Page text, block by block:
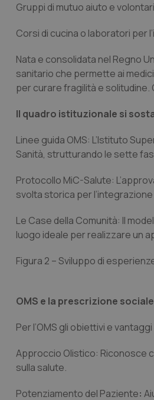
Gruppi di mutuo aiuto e
Corsi di cucina o laboratori per
Nata e consolidata nel Regno
sanitario che permette ai
per curare fragilità e
Il quadro istituzionale si
Linee guida OMS: L’Istituto
Sanità, strutturando le sette
Protocollo MiC-Salute:
svolta storica per
Le Case della Comunità: Il
luogo ideale per realizzare un
Figura 2 – Sviluppo di
OMS e la prescrizione sociale
Per l’OMS gli obiettivi e
Approccio Olistico: Riconosce
sulla salute.
Potenziamento del Paziente: